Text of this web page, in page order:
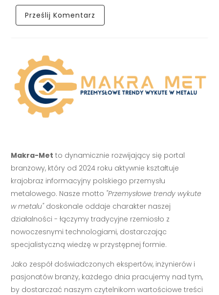
Makra-Met to dynamicznie rozwijający się portal
branżowy, który od 2024 roku aktywnie kształtuje
krajobraz informacyjny polskiego przemysłu
metalowego. Nasze motto "Przemysłowe trendy wykute
w metalu"doskonale oddaje charakter naszej
działalności - łączymy tradycyjne rzemiosło z
nowoczesnymi technologiami, dostarczając
specjalistyczną wiedzę w przystępnej formie.
Jako zespół doświadczonych ekspertów, inżynierów i
pasjonatów branży, każdego dnia pracujemy nad tym,
by dostarczać naszym czytelnikom wartościowe treści